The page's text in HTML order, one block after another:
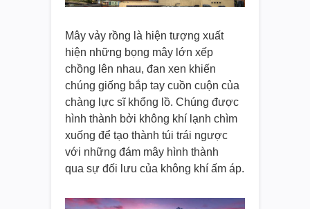
Mây vảy rồng là hiện tượng xuất
hiện những bọng mây lớn xếp
chồng lên nhau, đan xen khiến
chúng giống bắp tay cuồn cuộn của
chàng lực sĩ khổng lồ. Chúng được
hình thành bởi không khí lạnh chìm
xuống để tạo thành túi trái ngược
với những đám mây hình thành
qua sự đối lưu của không khí ấm áp.